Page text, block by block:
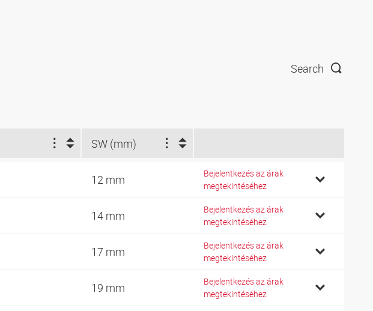
Search
SW (mm)
12 mm
Bejelentkezés az árak
megtekintéséhez
14 mm
Bejelentkezés az árak
megtekintéséhez
17 mm
Bejelentkezés az árak
megtekintéséhez
19 mm
Bejelentkezés az árak
megtekintéséhez